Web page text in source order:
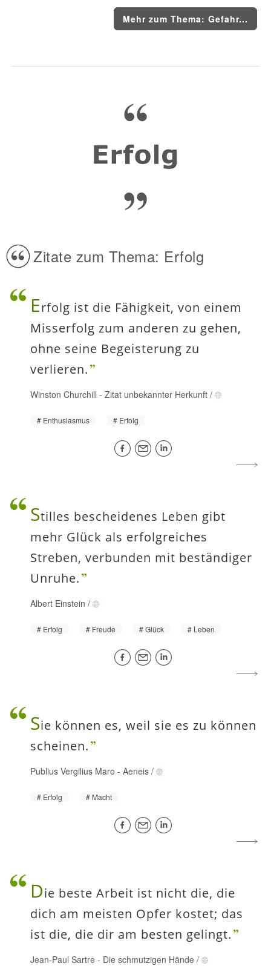
Mehr zum Thema: Gefahr...
Zitate zum Thema: Erfolg
Erfolg ist die Fähigkeit, von einem
Misserfolg zum anderen zu gehen,
ohne seine Begeisterung zu
verlieren.
Winston Churchill - Zitat unbekannter Herkunft /
Enthusiasmus Erfolg
Stilles bescheidenes Leben gibt
mehr Glück als erfolgreiches
Streben, verbunden mit beständiger
Unruhe.
Albert Einstein /
Erfolg Freude Glück Leben
Sie können es, weil sie es zu können
scheinen.
Publius Vergilius Maro - Aeneis /
Erfolg Macht
Die beste Arbeit ist nicht die, die
dich am meisten Opfer kostet; das
ist die, die dir am besten gelingt.
Jean-Paul Sartre - Die schmutzigen Hände /